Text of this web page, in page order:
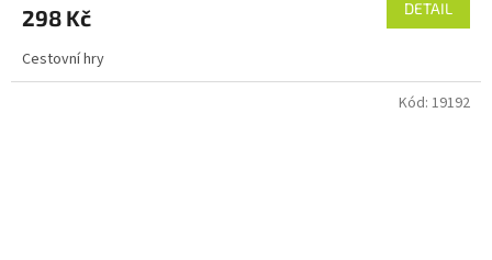
298 Kč DETAIL
Cestovní hry
Kód: 19192